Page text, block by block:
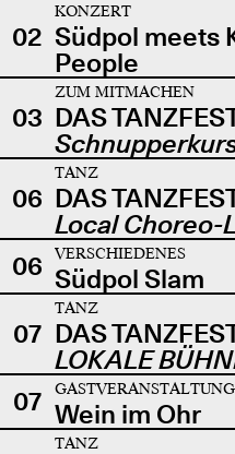
02
KONZERT
Südpol meets
People
03
ZUM MITMACHEN
DAS
06
TANZ
DAS
Local Choreo-
06
VERSCHIEDENES
Südpol Slam
07
TANZ
DAS
LOKALE
07
GASTVERANSTALTUNG
Wein im Ohr
TANZ